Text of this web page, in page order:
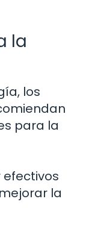
la
los
para la
efectivos
la